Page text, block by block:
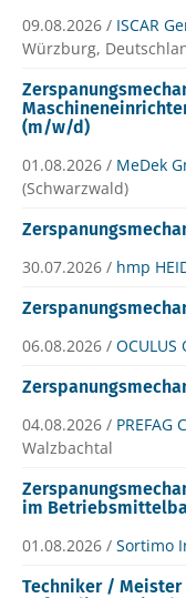
09.08.2026 / ISCAR
Würzburg,
(m/w/d)
01.08.2026 / MeDek
(Schwarzwald)
30.07.2026 / hmp
06.08.2026 /
04.08.2026 / PREFAG
Walzbachtal
im
01.08.2026 / Sortimo
Techniker / Meister